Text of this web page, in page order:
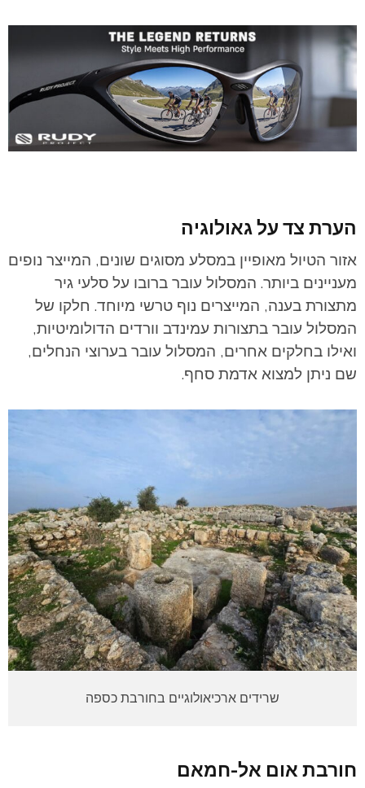
הערת צד על גאולוגיה
אזור הטיול מאופיין במסלע מסוגים שונים, המייצר נופים
מעניינים ביותר. המסלול עובר ברובו על סלעי גיר
מתצורת בענה, המייצרים נוף טרשי מיוחד. חלקו של
המסלול עובר בתצורות עמינדב וורדים הדולומיטיות,
ואילו בחלקים אחרים, המסלול עובר בערוצי הנחלים,
שם ניתן למצוא אדמת סחף.
שרידים ארכיאולוגיים בחורבת כספה
חורבת אום אל-חמאם